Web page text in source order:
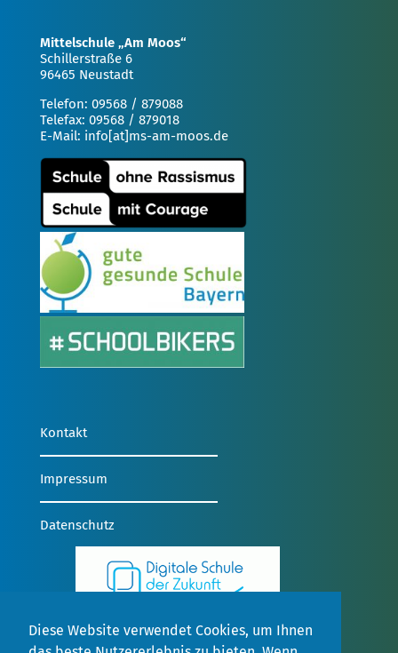
Diese Website verwendet Cookies, um Ihnen
Mittelschule „Am Moos“
Schillerstraße 6
96465 Neustadt
Telefon: 09568 / 879088
Telefax: 09568 / 879018
E-Mail: info[at]ms-am-moos.de
Kontakt
Impressum
Datenschutz